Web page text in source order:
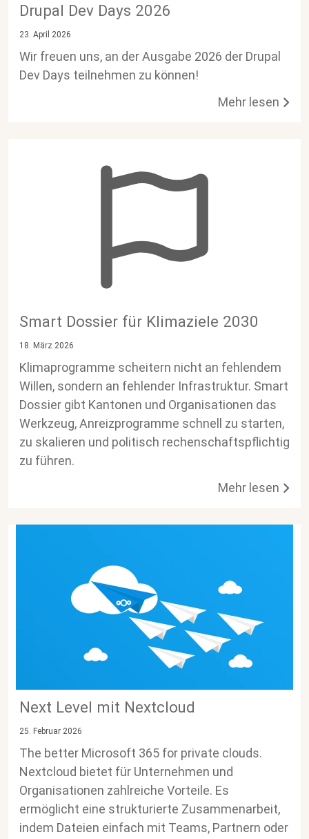
Drupal Dev Days 2026
23. April 2026
Wir freuen uns, an der Ausgabe 2026 der Drupal
Dev Days teilnehmen zu können!
Mehr lesen
Smart Dossier für Klimaziele 2030
18. März 2026
Klimaprogramme scheitern nicht an fehlendem
Willen, sondern an fehlender Infrastruktur. Smart
Dossier gibt Kantonen und Organisationen das
Werkzeug, Anreizprogramme schnell zu starten,
zu skalieren und politisch rechenschaftspflichtig
zu führen.
Mehr lesen
Next Level mit Nextcloud
25. Februar 2026
The better Microsoft 365 for private clouds.
Nextcloud bietet für Unternehmen und
Organisationen zahlreiche Vorteile. Es
ermöglicht eine strukturierte Zusammenarbeit,
indem Dateien einfach mit Teams, Partnern oder